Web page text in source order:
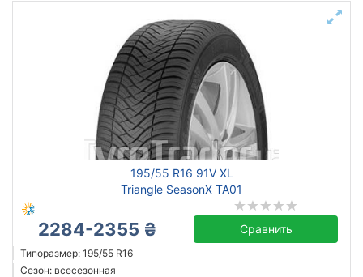
195/55 R16 91V XL
Triangle SeasonX TA01
2284-2355 ₴ Сравнить
Типоразмер: 195/55 R16
Сезон: всесезонная